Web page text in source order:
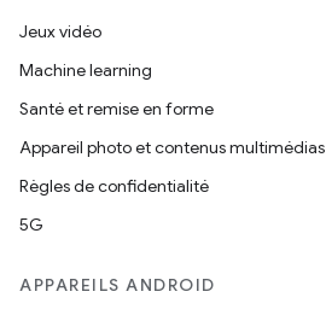
Jeux vidéo
Machine learning
Santé et remise en forme
Appareil photo et contenus multimédias
Règles de confidentialité
5G
APPAREILS ANDROID